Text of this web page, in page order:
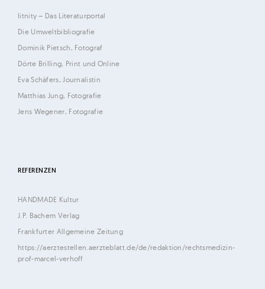
litnity – Das Literaturportal
Die Umweltbibliografie
Dominik Pietsch, Fotograf
Dörte Brilling, Print und Online
Eva Schäfers, Journalistin
Matthias Jung, Fotografie
Jens Wegener, Fotografie
REFERENZEN
HANDMADE Kultur
J.P. Bachem Verlag
Frankfurter Allgemeine Zeitung
https://aerztestellen.aerzteblatt.de/de/redaktion/rechtsmedizin-
prof-marcel-verhoff